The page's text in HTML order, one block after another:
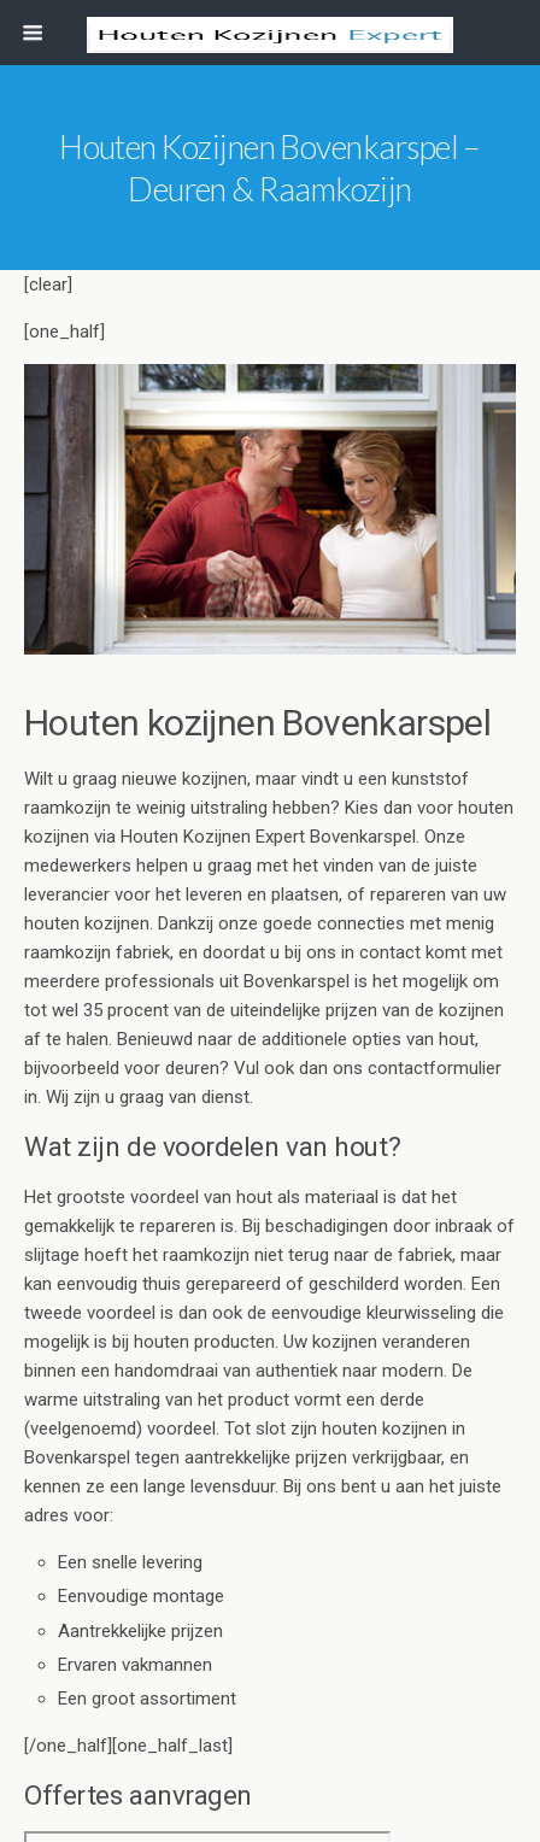
Houten Kozijnen Bovenkarspel –
Deuren & Raamkozijn
[clear]
[one_half]
Houten kozijnen Bovenkarspel
Wilt u graag nieuwe kozijnen, maar vindt u een kunststof
raamkozijn te weinig uitstraling hebben? Kies dan voor houten
kozijnen via Houten Kozijnen Expert Bovenkarspel. Onze
medewerkers helpen u graag met het vinden van de juiste
leverancier voor het leveren en plaatsen, of repareren van uw
houten kozijnen. Dankzij onze goede connecties met menig
raamkozijn fabriek, en doordat u bij ons in contact komt met
meerdere professionals uit Bovenkarspel is het mogelijk om
tot wel 35 procent van de uiteindelijke prijzen van de kozijnen
af te halen. Benieuwd naar de additionele opties van hout,
bijvoorbeeld voor deuren? Vul ook dan ons contactformulier
in. Wij zijn u graag van dienst.
Wat zijn de voordelen van hout?
Het grootste voordeel van hout als materiaal is dat het
gemakkelijk te repareren is. Bij beschadigingen door inbraak of
slijtage hoeft het raamkozijn niet terug naar de fabriek, maar
kan eenvoudig thuis gerepareerd of geschilderd worden. Een
tweede voordeel is dan ook de eenvoudige kleurwisseling die
mogelijk is bij houten producten. Uw kozijnen veranderen
binnen een handomdraai van authentiek naar modern. De
warme uitstraling van het product vormt een derde
(veelgenoemd) voordeel. Tot slot zijn houten kozijnen in
Bovenkarspel tegen aantrekkelijke prijzen verkrijgbaar, en
kennen ze een lange levensduur. Bij ons bent u aan het juiste
adres voor:
Een snelle levering
Eenvoudige montage
Aantrekkelijke prijzen
Ervaren vakmannen
Een groot assortiment
[/one_half][one_half_last]
Offertes aanvragen